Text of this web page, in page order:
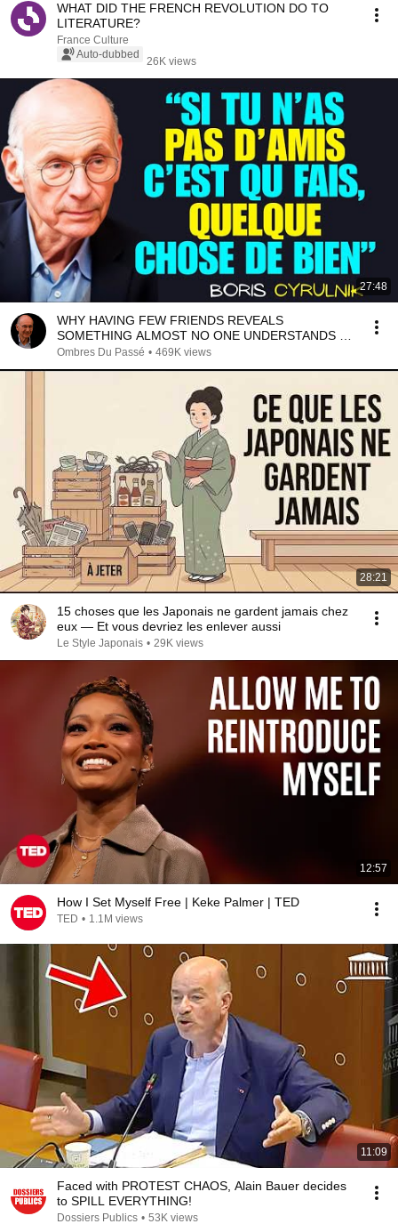
WHAT DID THE FRENCH REVOLUTION DO TO
LITERATURE?
France Culture
Auto-dubbed
26K views
27:48
WHY HAVING FEW FRIENDS REVEALS
SOMETHING ALMOST NO ONE UNDERSTANDS –
Boris Cyrulnik
Ombres Du Passé • 469K views
28:21
15 choses que les Japonais ne gardent jamais chez
eux — Et vous devriez les enlever aussi
Le Style Japonais • 29K views
12:57
How I Set Myself Free | Keke Palmer | TED
TED • 1.1M views
11:09
Faced with PROTEST CHAOS, Alain Bauer decides
to SPILL EVERYTHING!
Dossiers Publics • 53K views